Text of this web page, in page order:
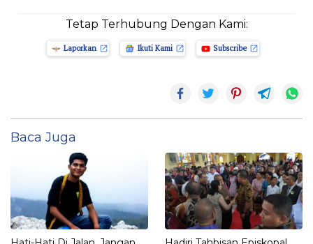
Tetap Terhubung Dengan Kami:
Laporkan Ikuti Kami Subscribe
Baca Juga